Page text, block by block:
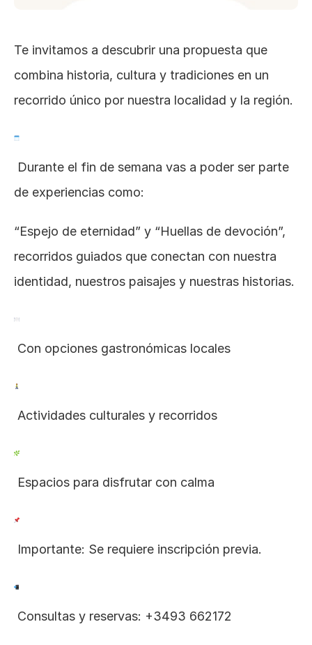
Te invitamos a descubrir una propuesta que
combina historia, cultura y tradiciones en un
recorrido único por nuestra localidad y la región.
de experiencias como:
“Espejo de eternidad” y “Huellas de devoción”,
recorridos guiados que conectan con nuestra
identidad, nuestros paisajes y nuestras historias.
Con opciones gastronómicas locales
Actividades culturales y recorridos
Espacios para disfrutar con calma
Importante: Se requiere inscripción previa.
Consultas y reservas: +3493 662172